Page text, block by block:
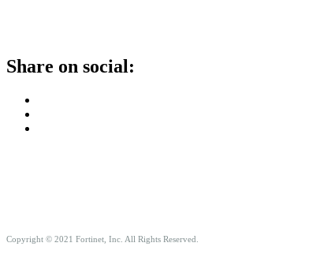
Share on social:
Copyright © 2021 Fortinet, Inc. All Rights Reserved.